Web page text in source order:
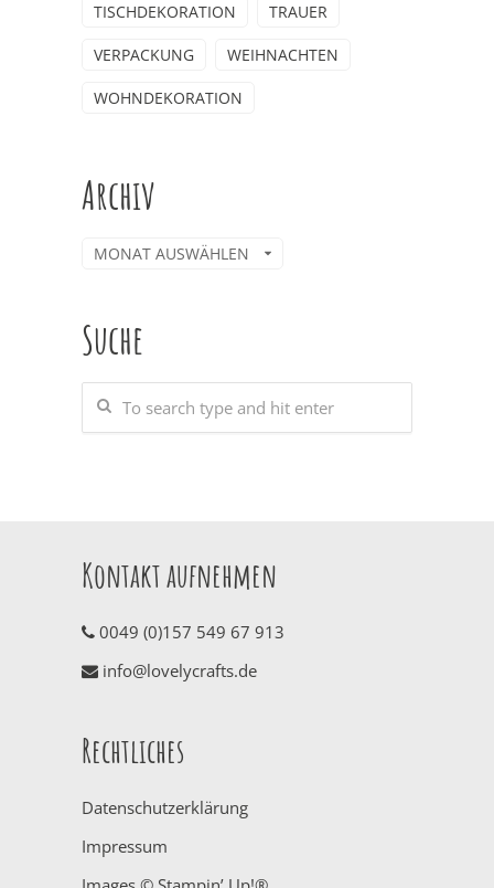
TISCHDEKORATION TRAUER
VERPACKUNG WEIHNACHTEN
WOHNDEKORATION
Archiv
Archiv
Suche
Kontakt aufnehmen
0049 (0)157 549 67 913
info@lovelycrafts.de
Rechtliches
Datenschutzerklärung
Impressum